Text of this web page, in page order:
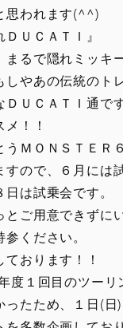
思われます(^^)
ＵＣＡＴＩ』
るで隠れミッキ
やあの伝統のト
ＵＣＡＴＩ通です
！！
ＭＯＮＳＴＥＲ
ので、６月には
は試乗会です。
ご用意できずに
ください。
おります！！
度１回目のツー
たため、１日(